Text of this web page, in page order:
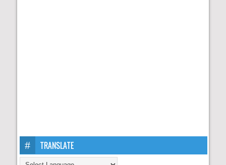
TRANSLATE